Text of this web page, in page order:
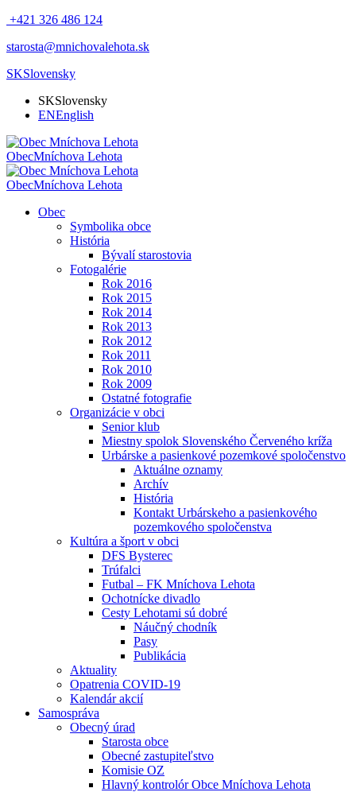
+421 326 486 124
starosta@mnichovalehota.sk
SKSlovensky
SKSlovensky
ENEnglish
ObecMníchova Lehota
ObecMníchova Lehota
Obec
Symbolika obce
História
Bývalí starostovia
Fotogalérie
Rok 2016
Rok 2015
Rok 2014
Rok 2013
Rok 2012
Rok 2011
Rok 2010
Rok 2009
Ostatné fotografie
Organizácie v obci
Senior klub
Miestny spolok Slovenského Červeného kríža
Urbárske a pasienkové pozemkové spoločenstvo
Aktuálne oznamy
Archív
História
Kontakt Urbárskeho a pasienkového
pozemkového spoločenstva
Kultúra a šport v obci
DFS Bysterec
Trúfalci
Futbal – FK Mníchova Lehota
Ochotnícke divadlo
Cesty Lehotami sú dobré
Náučný chodník
Pasy
Publikácia
Aktuality
Opatrenia COVID-19
Kalendár akcií
Samospráva
Obecný úrad
Starosta obce
Obecné zastupiteľstvo
Komisie OZ
Hlavný kontrolór Obce Mníchova Lehota